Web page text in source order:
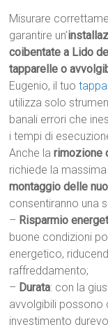
Misurare
garantire un’
coibentate a Lido
tapparelle o
Eugenio, il tuo
utilizza solo
banali errori che
i tempi di
Anche larimozione
richiede la
montaggio delle
consentiranno una
– Risparmio
buone condizioni
energetico,
raffreddamento;
– Durata: con la
avvolgibili possono
investimento